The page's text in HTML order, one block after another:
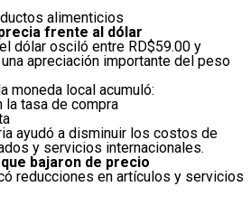
alimenticios
frente al dólar
dólar osciló entre RD$59.00 y
apreciación importante del peso
moneda local acumuló:
la tasa de compra
ayudó a disminuir los costos de
y servicios internacionales.
bajaron de precio
reducciones en artículos y servicios